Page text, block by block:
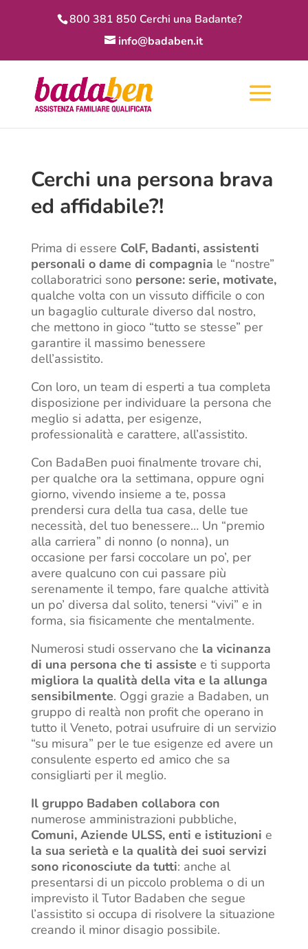
800 381 850 Cerchi una Badante?
info@badaben.it
Cerchi una persona brava
ed affidabile?!
Prima di essere ColF, Badanti, assistenti
personali o dame di compagnia le “nostre”
collaboratrici sono persone: serie, motivate,
qualche volta con un vissuto difficile o con
un bagaglio culturale diverso dal nostro,
che mettono in gioco “tutto se stesse” per
garantire il massimo benessere
dell’assistito.
Con loro, un team di esperti a tua completa
disposizione per individuare la persona che
meglio si adatta, per esigenze,
professionalità e carattere, all’assistito.
Con BadaBen puoi finalmente trovare chi,
per qualche ora la settimana, oppure ogni
giorno, vivendo insieme a te, possa
prendersi cura della tua casa, delle tue
necessità, del tuo benessere… Un “premio
alla carriera” di nonno (o nonna), un
occasione per farsi coccolare un po’, per
avere qualcuno con cui passare più
serenamente il tempo, fare qualche attività
un po’ diversa dal solito, tenersi “vivi” e in
forma, sia fisicamente che mentalmente.
Numerosi studi osservano che la vicinanza
di una persona che ti assiste e ti supporta
migliora la qualità della vita e la allunga
sensibilmente. Oggi grazie a Badaben, un
gruppo di realtà non profit che operano in
tutto il Veneto, potrai usufruire di un servizio
“su misura” per le tue esigenze ed avere un
consulente esperto ed amico che sa
consigliarti per il meglio.
Il gruppo Badaben collabora con
numerose amministrazioni pubbliche,
Comuni, Aziende ULSS, enti e istituzioni e
la sua serietà e la qualità dei suoi servizi
sono riconosciute da tutti: anche al
presentarsi di un piccolo problema o di un
imprevisto il Tutor Badaben che segue
l’assistito si occupa di risolvere la situazione
creando il minor disagio possibile.